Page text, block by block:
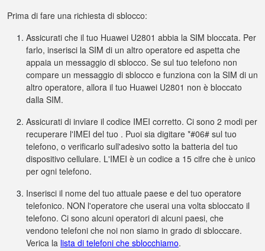
Prima di fare una richiesta di sblocco:
Assicurati che il tuo Huawei U2801 abbia la SIM bloccata. Per
farlo, inserisci la SIM di un altro operatore ed aspetta che
appaia un messaggio di sblocco. Se sul tuo telefono non
compare un messaggio di sblocco e funziona con la SIM di un
altro operatore, allora il tuo Huawei U2801 non è bloccato
dalla SIM.
Assicurati di inviare il codice IMEI corretto. Ci sono 2 modi per
recuperare l'IMEI del tuo . Puoi sia digitare *#06# sul tuo
telefono, o verificarlo sull'adesivo sotto la batteria del tuo
dispositivo cellulare. L'IMEI è un codice a 15 cifre che è unico
per ogni telefono.
Inserisci il nome del tuo attuale paese e del tuo operatore
telefonico. NON l'operatore che userai una volta sbloccato il
telefono. Ci sono alcuni operatori di alcuni paesi, che
vendono telefoni che noi non siamo in grado di sbloccare.
Verica la lista di telefoni che sblocchiamo.